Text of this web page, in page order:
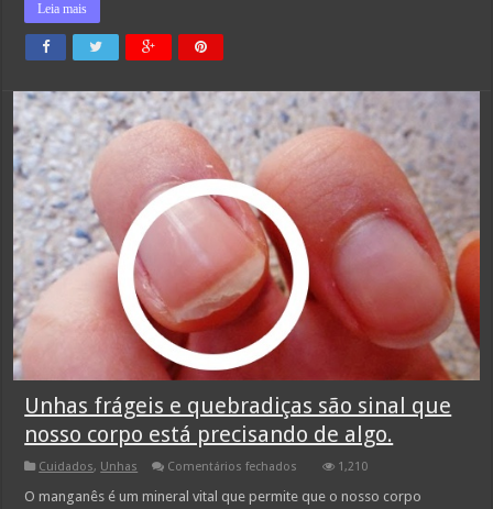
Leia mais
Unhas frágeis e quebradiças são sinal que
nosso corpo está precisando de algo.
Cuidados, Unhas Comentários fechados
frágeis
1,210
O manganês é um mineral vital que permite que o nosso corpo